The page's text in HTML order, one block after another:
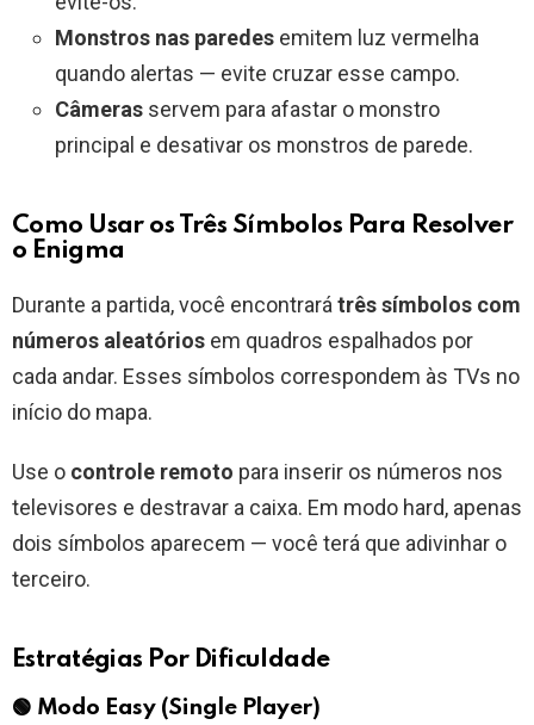
Monstros nas paredes emitem luz vermelha
quando alertas — evite cruzar esse campo.
Câmeras servem para afastar o monstro
principal e desativar os monstros de parede.
Como Usar os Três Símbolos Para Resolver
o Enigma
Durante a partida, você encontrará três símbolos com
números aleatórios em quadros espalhados por
cada andar. Esses símbolos correspondem às TVs no
início do mapa.
Use o controle remoto para inserir os números nos
televisores e destravar a caixa. Em modo hard, apenas
dois símbolos aparecem — você terá que adivinhar o
terceiro.
Estratégias Por Dificuldade
🟢 Modo Easy (Single Player)